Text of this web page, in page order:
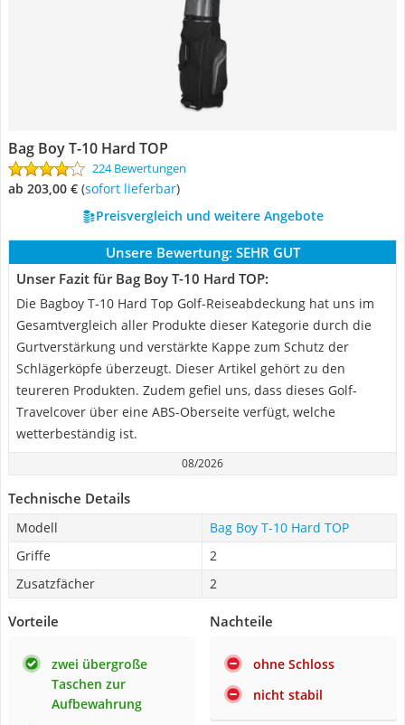
Bag Boy T-10 Hard TOP
224 Bewertungen
ab 203,00 € ( Sofort lieferbar)
Preisvergleich und weitere Angebote
Unsere Bewertung: SEHR GUT
Unser Fazit für Bag Boy T-10 Hard TOP:
Die Bagboy T-10 Hard Top Golf-Reiseabdeckung hat uns im
Gesamtvergleich aller Produkte dieser Kategorie durch die
Gurtverstärkung und verstärkte Kappe zum Schutz der
Schlägerköpfe überzeugt. Dieser Artikel gehört zu den
teureren Produkten. Zudem gefiel uns, dass dieses Golf-
Travelcover über eine ABS-Oberseite verfügt, welche
wetterbeständig ist.
08/2026
Technische Details
Modell
Bag Boy T-10 Hard TOP
Griffe
2
Zusatzfächer
2
Vorteile
zwei übergroße
Taschen zur
Aufbewahrung
Nachteile
ohne Schloss
nicht stabil